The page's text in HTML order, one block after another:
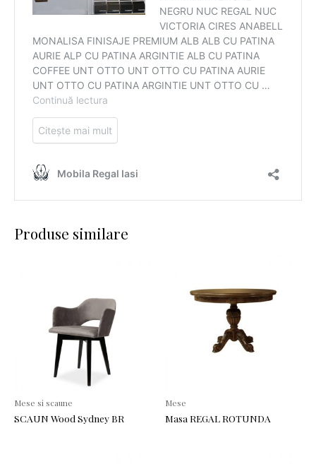
Produse similare
Mese si scaune
SCAUN Wood Sydney BR
Mese
Masa REGAL ROTUNDA